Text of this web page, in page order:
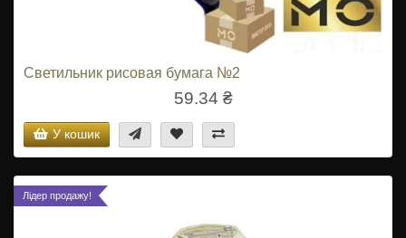
Светильник рисовая бумага №2
59.34 ₴
У кошик
Лідер продажу!